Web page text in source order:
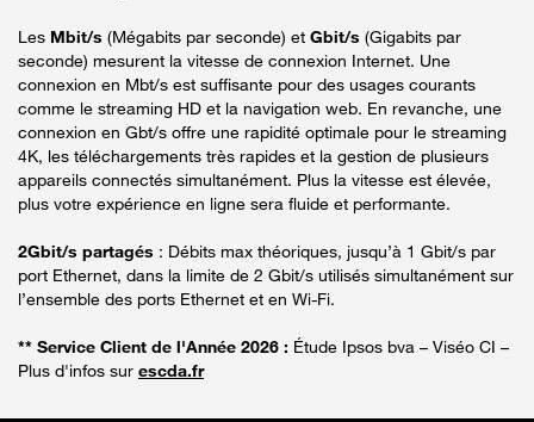
Les Mbit/s (Mégabits par seconde) et Gbit/s (Gigabits par
seconde) mesurent la vitesse de connexion Internet. Une
connexion en Mbt/s est suffisante pour des usages courants
comme le streaming HD et la navigation web. En revanche, une
connexion en Gbt/s offre une rapidité optimale pour le streaming
4K, les téléchargements très rapides et la gestion de plusieurs
appareils connectés simultanément. Plus la vitesse est élevée,
plus votre expérience en ligne sera fluide et performante.
2Gbit/s partagés : Débits max théoriques, jusqu’à 1 Gbit/s par
port Ethernet, dans la limite de 2 Gbit/s utilisés simultanément sur
l’ensemble des ports Ethernet et en Wi-Fi.
** Service Client de l'Année 2026 : Étude Ipsos bva – Viséo CI –
Plus d'infos sur escda.fr